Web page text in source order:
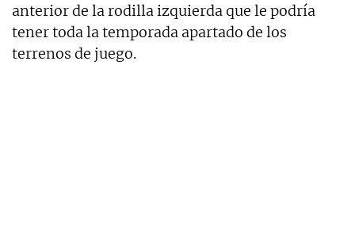
anterior de la rodilla izquierda que le podría
tener toda la temporada apartado de los
terrenos de juego.